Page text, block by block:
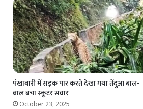
पंखाबारी में सड़क पार करते देखा गया तेंदुआ बाल-
बाल बचा स्कूटर सवार
October 23, 2025